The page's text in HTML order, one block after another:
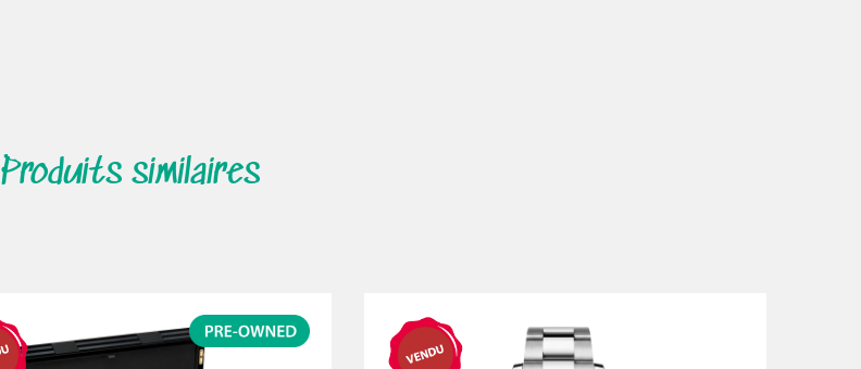
Produits similaires